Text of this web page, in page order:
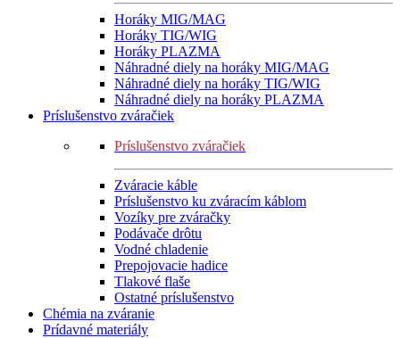
Horáky MIG/MAG
Horáky TIG/WIG
Horáky PLAZMA
Náhradné diely na horáky MIG/MAG
Náhradné diely na horáky TIG/WIG
Náhradné diely na horáky PLAZMA
Príslušenstvo zváračiek
Príslušenstvo zváračiek
Zváracie káble
Príslušenstvo ku zváracím káblom
Vozíky pre zváračky
Podávače drôtu
Vodné chladenie
Prepojovacie hadice
Tlakové flaše
Ostatné príslušenstvo
Chémia na zváranie
Prídavné materiály